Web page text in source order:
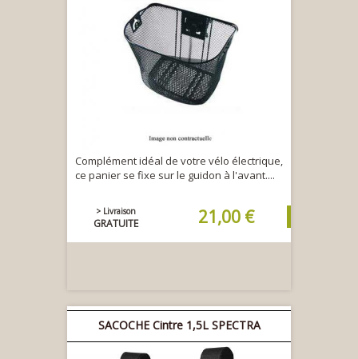
Complément idéal de votre vélo électrique,
ce panier se fixe sur le guidon à l'avant....
> Livraison
GRATUITE 21,00 €
SACOCHE Cintre 1,5L SPECTRA